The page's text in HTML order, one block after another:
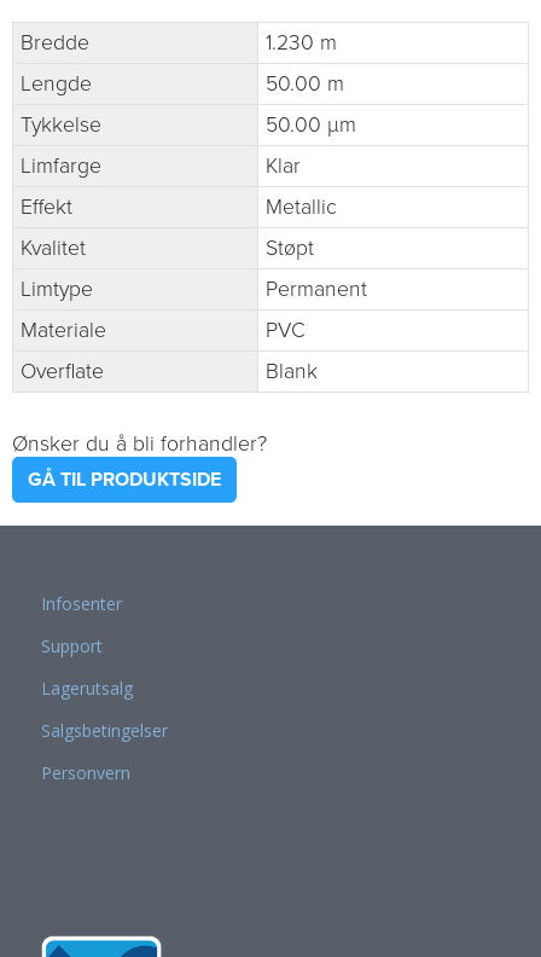
Bredde
1.230 m
Lengde
50.00 m
Tykkelse
50.00 µm
Limfarge
Klar
Effekt
Metallic
Kvalitet
Støpt
Limtype
Permanent
Materiale
PVC
Overflate
Blank
Ønsker du å bli forhandler?
GÅ TIL PRODUKTSIDE
Infosenter
Support
Lagerutsalg
Salgsbetingelser
Personvern